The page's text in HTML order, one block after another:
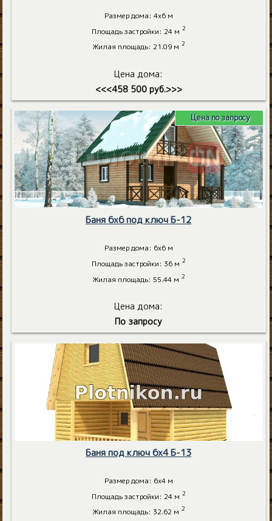
Размер дома: 4х6 м
Площадь застройки: 24 м 2
Жилая площадь: 21.09 м 2
Цена дома:
<<<458 500 руб.>>>
Цена по запросу
Баня 6х6 под ключ Б-12
Размер дома: 6х6 м
Площадь застройки: 36 м 2
Жилая площадь: 55.44 м 2
Цена дома:
По запросу
Баня под ключ 6х4 Б-13
Размер дома: 6х4 м
Площадь застройки: 24 м 2
Жилая площадь: 32.62 м 2